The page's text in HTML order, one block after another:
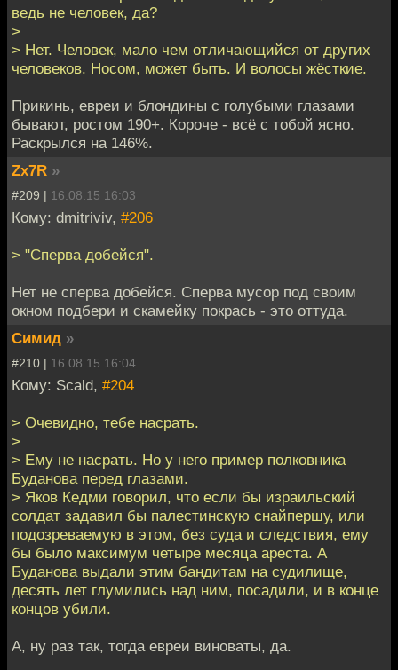
ведь не человек, да?
>
> Нет. Человек, мало чем отличающийся от других
человеков. Носом, может быть. И волосы жёсткие.
Прикинь, евреи и блондины с голубыми глазами
бывают, ростом 190+. Короче - всё с тобой ясно.
Раскрылся на 146%.
Zx7R »
#209 | 16.08.15 16:03
Кому: dmitriviv, #206
> "Сперва добейся".
Нет не сперва добейся. Сперва мусор под своим
окном подбери и скамейку покрась - это оттуда.
Симид »
#210 | 16.08.15 16:04
Кому: Scald, #204
> Очевидно, тебе насрать.
>
> Ему не насрать. Но у него пример полковника
Буданова перед глазами.
> Яков Кедми говорил, что если бы израильский
солдат задавил бы палестинскую снайпершу, или
подозреваемую в этом, без суда и следствия, ему
бы было максимум четыре месяца ареста. А
Буданова выдали этим бандитам на судилище,
десять лет глумились над ним, посадили, и в конце
концов убили.
А, ну раз так, тогда евреи виноваты, да.